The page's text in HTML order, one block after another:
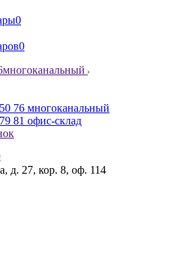
0
0
многоканальный
76 многоканальный
81 офис-склад
д. 27, кор. 8, оф. 114